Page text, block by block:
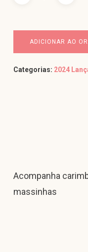
ADICIONAR AO
Categorias: 2024
Acompanha
massinhas